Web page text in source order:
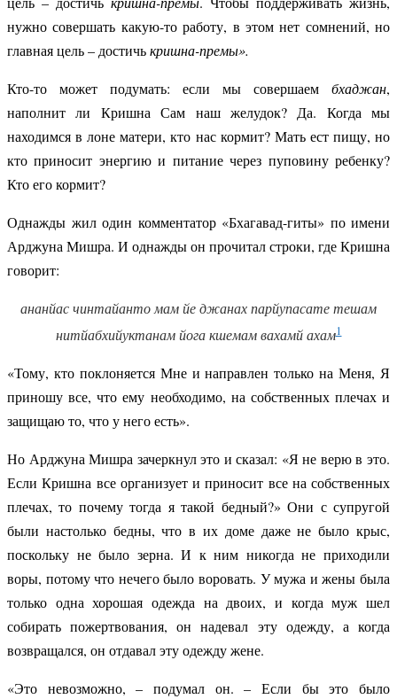
нужно совершать какую-то работу, в этом нет сомнений, но
главная цель – достичькришна-премы».
Кто-то может подумать: если мы совершаем бхаджан,
наполнит ли Кришна Сам наш желудок? Да. Когда мы
находимся в лоне матери, кто нас кормит? Мать ест пищу, но
кто приносит энергию и питание через пуповину ребенку?
Кто его кормит?
Однажды жил один комментатор «Бхагавад-гиты» по имени
Арджуна Мишра. И однажды он прочитал строки, где Кришна
говорит:
ананйас чинтайанто мам йе джанах парйупасате тешам
нитйабхийуктанам йога кшемам вахамй ахам1
«Тому, кто поклоняется Мне и направлен только на Меня, Я
приношу все, что ему необходимо, на собственных плечах и
защищаю то, что у него есть».
Но Арджуна Мишра зачеркнул это и сказал: «Я не верю в это.
Если Кришна все организует и приносит все на собственных
плечах, то почему тогда я такой бедный?» Они с супругой
были настолько бедны, что в их доме даже не было крыс,
поскольку не было зерна. И к ним никогда не приходили
воры, потому что нечего было воровать. У мужа и жены была
только одна хорошая одежда на двоих, и когда муж шел
собирать пожертвования, он надевал эту одежду, а когда
возвращался, он отдавал эту одежду жене.
«Это невозможно, – подумал он. – Если бы это было